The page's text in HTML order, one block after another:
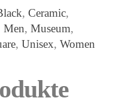
, Ceramic,
Men, Museum,
, Unisex, Women